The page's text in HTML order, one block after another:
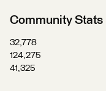
Community Stats
32,778
124,275
41,325